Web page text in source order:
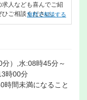
人なども喜んでご紹
ご相談ください。
無料で相談する
）,水:08時45分～
時00分
時間未満になること